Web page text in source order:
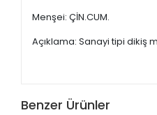
Menşei: ÇİN.CUM.
Açıklama: Sanayi tipi dikiş
Benzer Ürünler